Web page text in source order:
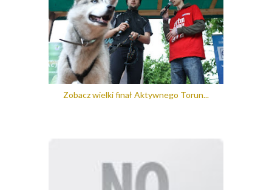
Zobacz wielki finał Aktywnego Torun...